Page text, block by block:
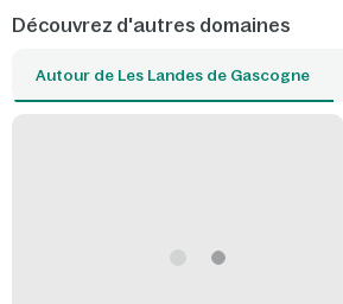
d'aventure en canoë ou en paddle.
A proximité du domaine Les Landes de
passé avec en prime des panoramas à
Découvrez d'autres domaines
Autour de Les Landes de Gascogne